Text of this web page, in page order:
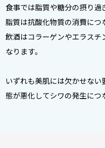
食事では脂質や糖分の摂り過
脂質は抗酸化物質の消費につ
飲酒はコラーゲンやエラス
なります。
いずれも美肌には欠かせな
態が悪化してシワの発生につ